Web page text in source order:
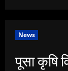
News
पूसा कृषि